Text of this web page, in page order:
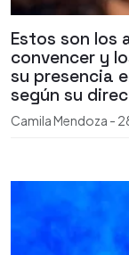
Estos son los
convencer y
su presencia
según su
Camila Mendoza -